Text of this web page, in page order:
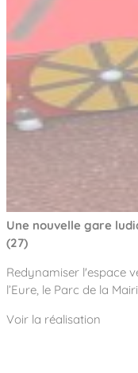
Une nouvelle gare
(27)
Redynamiser l'espace
l’Eure, le Parc de la
Voir la réalisation